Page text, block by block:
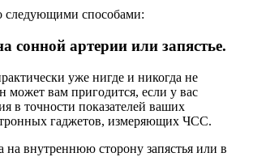
следующими способами:
сонной артерии или запястье.
уже нигде и никогда не
может вам пригодится, если у вас
в точности показателей ваших
гаджетов, измеряющих ЧСС.
на внутреннюю сторону запястья или в